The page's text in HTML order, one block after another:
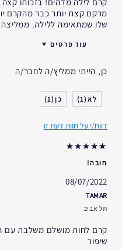
קרם לילה מדהים! בזכותו
מרקם קצת יותר כבר מהקרם
שלו שמתאימה ללילה.
עוד פרטים
סוג העור
דאגות העור
אני משתמש/ת באסתי לאודר
כן, הייתי ממליץ/ה לחבר/ה
1
1
דווח/י על חוות דעת זו
חובה!
08/07/2022
TAMAR
תל אביב
קרם לחות מושלם משלבת עם
שיפור